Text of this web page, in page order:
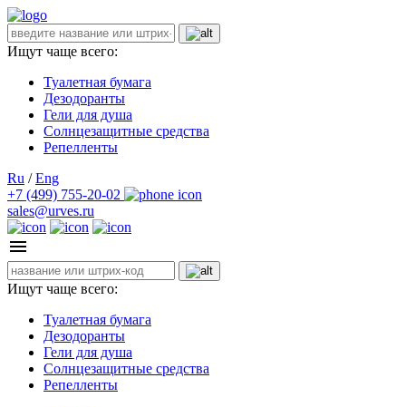
Ищут чаще всего:
Туалетная бумага
Дезодоранты
Гели для душа
Солнцезащитные средства
Репелленты
Ru / Eng
+7 (499) 755-20-02
sales@urves.ru
Ищут чаще всего:
Туалетная бумага
Дезодоранты
Гели для душа
Солнцезащитные средства
Репелленты